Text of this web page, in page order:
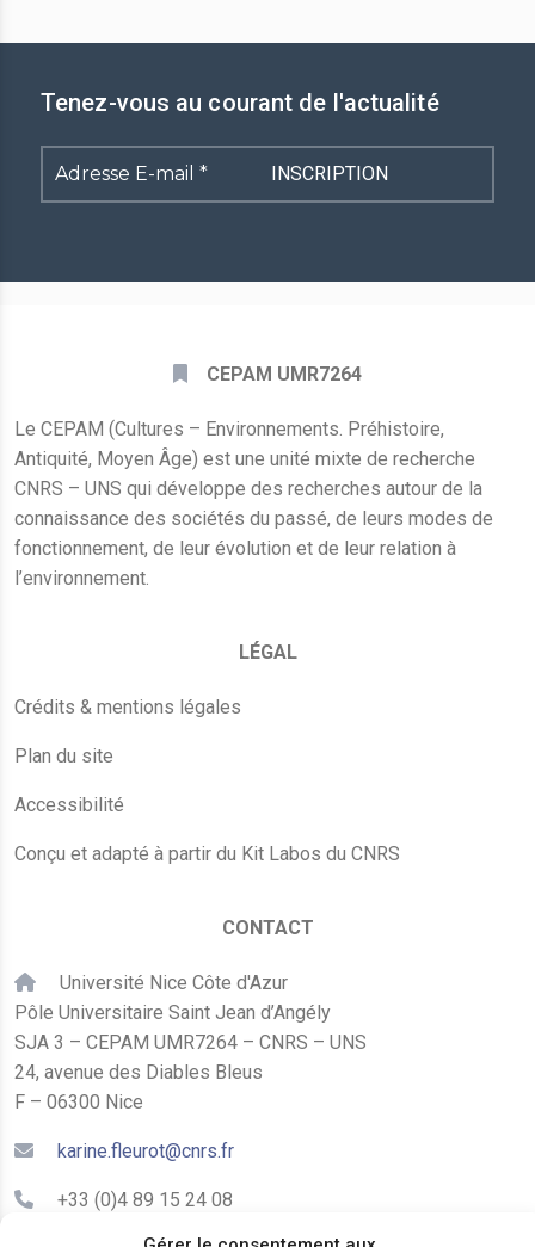
Tenez-vous au courant de l'actualité
Adresse
E-
CEPAM UMR7264
Le CEPAM (Cultures – Environnements. Préhistoire,
Antiquité, Moyen Âge) est une unité mixte de recherche
CNRS – UNS qui développe des recherches autour de la
connaissance des sociétés du passé, de leurs modes de
fonctionnement, de leur évolution et de leur relation à
l’environnement.
LÉGAL
Crédits & mentions légales
Plan du site
Accessibilité
Conçu et adapté à partir du Kit Labos du CNRS
CONTACT
Université Nice Côte d'Azur
Pôle Universitaire Saint Jean d’Angély
SJA 3 – CEPAM UMR7264 – CNRS – UNS
24, avenue des Diables Bleus
F – 06300 Nice
karine.fleurot@cnrs.fr
+33 (0)4 89 15 24 08